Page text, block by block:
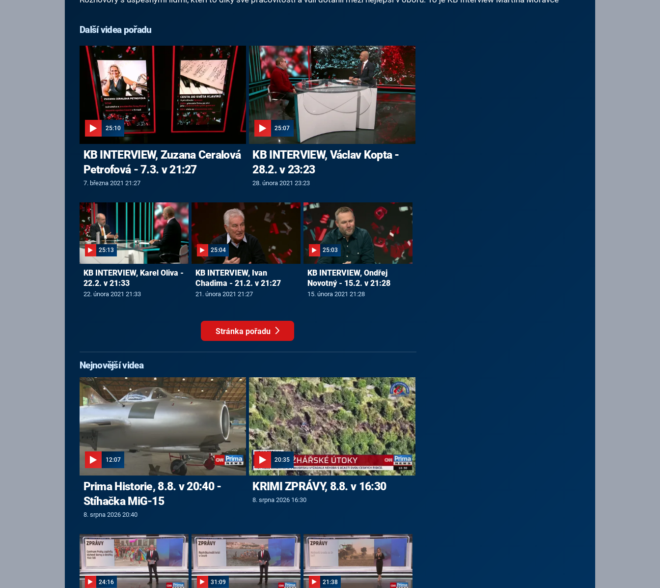
Další videa pořadu
25:10
KB INTERVIEW, Zuzana Ceralová
Petrofová - 7.3. v 21:27
7. března 2021 21:27
25:07
KB INTERVIEW, Václav Kopta -
28.2. v 23:23
28. února 2021 23:23
25:13
KB INTERVIEW, Karel Oliva -
22.2. v 21:33
22. února 2021 21:33
25:04
KB INTERVIEW, Ivan
Chadima - 21.2. v 21:27
21. února 2021 21:27
25:03
KB INTERVIEW, Ondřej
Novotný - 15.2. v 21:28
15. února 2021 21:28
Stránka pořadu
Nejnovější videa
12:07
Prima Historie, 8.8. v 20:40 -
Stíhačka MiG-15
8. srpna 2026 20:40
20:35
KRIMI ZPRÁVY, 8.8. v 16:30
8. srpna 2026 16:30
24:16 31:09 21:38